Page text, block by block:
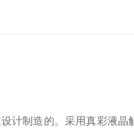
计制造的。采用真彩液